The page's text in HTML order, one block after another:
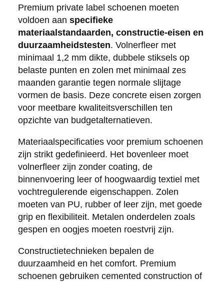
Premium private label schoenen moeten
voldoen aan specifieke
materiaalstandaarden, constructie-eisen en
duurzaamheidstesten. Volnerfleer met
minimaal 1,2 mm dikte, dubbele stiksels op
belaste punten en zolen met minimaal zes
maanden garantie tegen normale slijtage
vormen de basis. Deze concrete eisen zorgen
voor meetbare kwaliteitsverschillen ten
opzichte van budgetalternatieven.
Materiaalspecificaties voor premium schoenen
zijn strikt gedefinieerd. Het bovenleer moet
volnerfleer zijn zonder coating, de
binnenvoering leer of hoogwaardig textiel met
vochtregulerende eigenschappen. Zolen
moeten van PU, rubber of leer zijn, met goede
grip en flexibiliteit. Metalen onderdelen zoals
gespen en oogjes moeten roestvrij zijn.
Constructietechnieken bepalen de
duurzaamheid en het comfort. Premium
schoenen gebruiken cemented construction of